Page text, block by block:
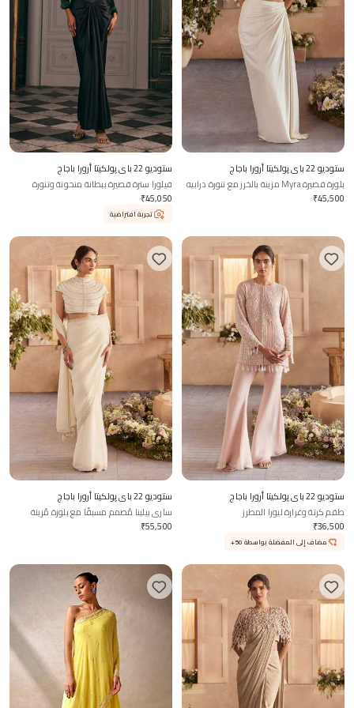
ستوديو 22 باي پولكيتا أرورا باجاج
بلوزة قصيرة Myra مزينة بالخرز مع تنورة درابيه
₹45,500
ستوديو 22 باي پولكيتا أرورا باجاج
فيلورا سترة قصيرة ببطانة منحوتة وتنورة
منسدلة₹45,050
تجربة افتراضية
ستوديو 22 باي پولكيتا أرورا باجاج
طقم كرتة وغرارة ليورا المطرز
₹36,500
مضاف إلى المفضلة بواسطة 50+
ستوديو 22 باي پولكيتا أرورا باجاج
ساري بيلينا مُصمم مسبقًا مع بلوزة مُزينة
₹55,500